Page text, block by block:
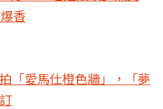
香
「愛馬仕橙色牆」，「夢